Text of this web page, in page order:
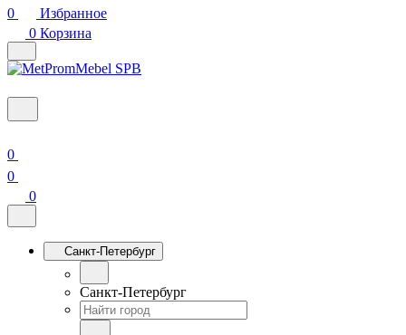
0
Избранное
0 Корзина
0
0
0
Санкт-Петербург
Санкт-Петербург